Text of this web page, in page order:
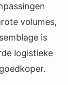
volumes,
is
logistieke